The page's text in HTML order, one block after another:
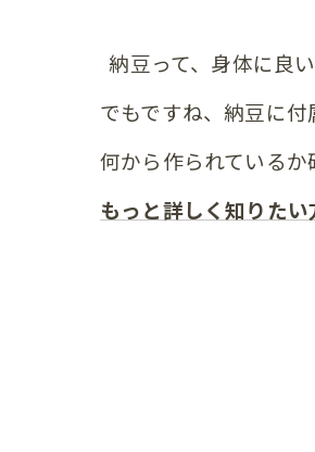
納豆って、身体に良
でもですね、納豆に付
何から作られている
もっと詳しく知りた